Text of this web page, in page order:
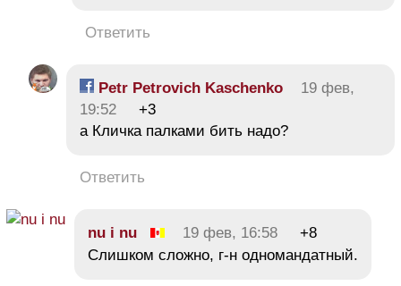
Ответить
Petr Petrovich Kaschenko
19 фев,
19:52
+3
а Кличка палками бить надо?
Ответить
nu i nu 19 фев, 16:58
+8
Слишком сложно, г-н одномандатный.